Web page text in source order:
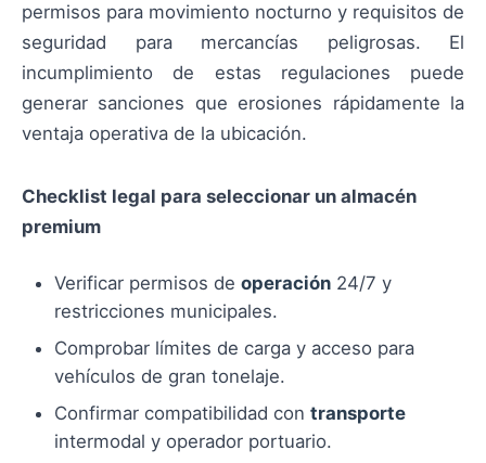
permisos para movimiento nocturno y requisitos de
seguridad para mercancías peligrosas. El
incumplimiento de estas regulaciones puede
generar sanciones que erosiones rápidamente la
ventaja operativa de la ubicación.
Checklist legal para seleccionar un almacén
premium
Verificar permisos de operación 24/7 y
restricciones municipales.
Comprobar límites de carga y acceso para
vehículos de gran tonelaje.
Confirmar compatibilidad con transporte
intermodal y operador portuario.